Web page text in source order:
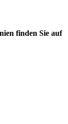
finden Sie auf